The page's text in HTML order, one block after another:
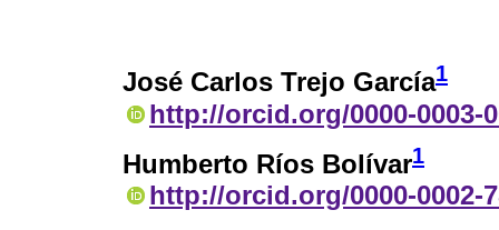
José Carlos Trejo García1
http://orcid.org/0000-0003-
Humberto Ríos Bolívar1
http://orcid.org/0000-0002-